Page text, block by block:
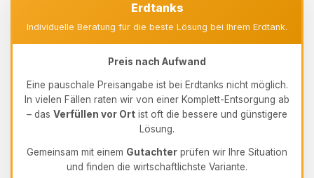
Erdtanks
Individuelle Beratung für die beste Lösung bei Ihrem Erdtank.
Preis nach Aufwand
Eine pauschale Preisangabe ist bei Erdtanks nicht möglich.
In vielen Fällen raten wir von einer Komplett-Entsorgung ab
– das Verfüllen vor Ort ist oft die bessere und günstigere
Lösung.
Gemeinsam mit einem Gutachter prüfen wir Ihre Situation
und finden die wirtschaftlichste Variante.